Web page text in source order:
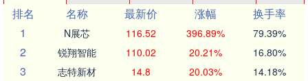
排名
名称 最新价 涨幅
换手率
1
N展芯 116.52 396.89% 79.39%
2 锐翔智能 110.02 20.21% 16.80%
3 志特新材 14.8 20.03% 14.18%